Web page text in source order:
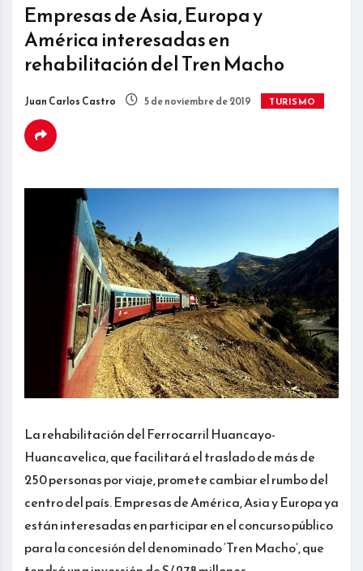
Empresas de Asia, Europa y
América interesadas en
rehabilitación del Tren Macho
Juan Carlos Castro 5 de noviembre de 2019 TURISMO
La rehabilitación del Ferrocarril Huancayo-
Huancavelica, que facilitará el traslado de más de
250 personas por viaje, promete cambiar el rumbo del
centro del país. Empresas de América, Asia y Europa ya
están interesadas en participar en el concurso público
para la concesión del denominado ‘Tren Macho’, que